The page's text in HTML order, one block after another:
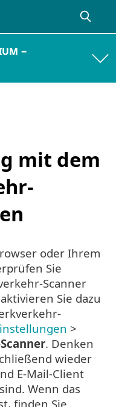
–
mit dem
oder Ihrem
Sie
Scanner
Sie dazu
>
. Denken
wieder
E-Mail-Client
Wenn das
finden Sie